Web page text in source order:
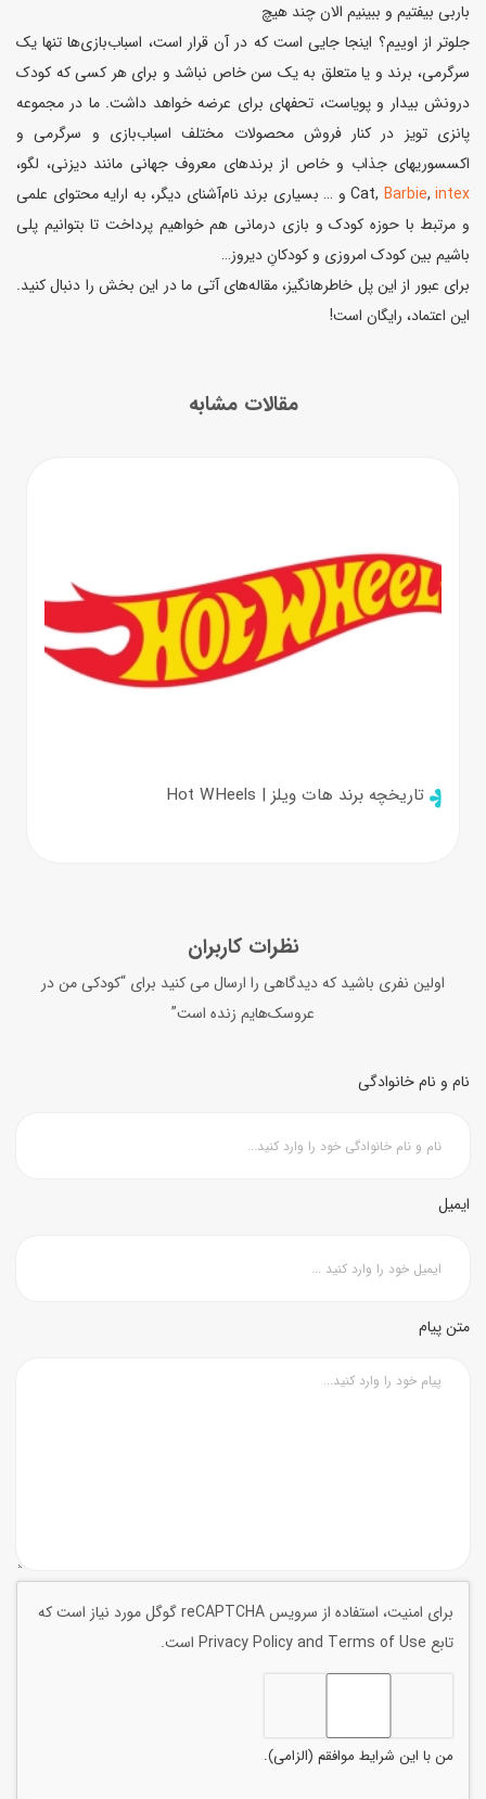
باربی بیفتیم و ببینیم الان چند هیچ
جلوتر از اوییم؟ اینجا جایی است که در آن قرار است، اسباب‌بازی‌ها تنها یک
سرگرمی، برند و یا متعلق به یک سن خاص نباشد و برای هر کسی که کودک
درونش بیدار و پویاست، تحفهای برای عرضه خواهد داشت. ما در مجموعه
پانزی تویز در کنار فروش محصولات مختلف اسباب‌بازی و سرگرمی و
اکسسوریهای جذاب و خاص از برندهای معروف جهانی مانند دیزنی، لگو،
intex
,
Barbie
,Cat و … بسیاری برند نام‌آشنای دیگر، به ارایه محتوای علمی
و مرتبط با حوزه کودک و بازی درمانی هم خواهیم پرداخت تا بتوانیم پلی
باشیم بین کودک امروزی و کودکانِ دیروز…
برای عبور از این پل خاطرهانگیز، مقاله‌های آتی ما در این بخش را دنبال کنید.
این اعتماد، رایگان است!
مقالات مشابه
تاریخچه برند هات ویلز | Hot WHeels
نظرات کاربران
اولین نفری باشید که دیدگاهی را ارسال می کنید برای “کودکی من در
عروسک‌هایم زنده است”
نام و نام خانوادگی
ایمیل
متن پیام
برای امنیت، استفاده از سرویس reCAPTCHA گوگل مورد نیاز است که
تابع
Privacy Policyand Terms of Use است.
من با این شرایط موافقم (الزامی).